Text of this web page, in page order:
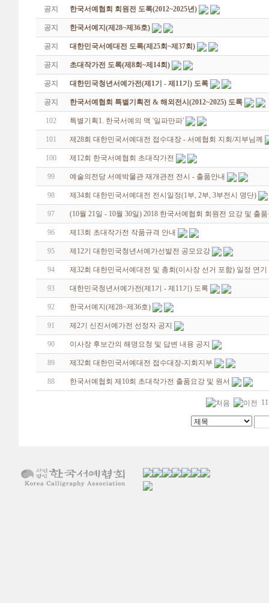
공지 한국서예협회 회원전 도록(2012~2025년)
공지 한국서예지(제28~제36호)
공지 대한민국서예대전 도록(제25회~제37회)
공지 초대작가전 도록(제8회~제14회)
공지 대한민국청년서예가전(제1기 - 제11기) 도록
공지 한국서예협회 특별기획전 & 해외전시(2012~2025) 도록
102 특별기획1. 한국서예의 맥 '일파만파'
101 제28회 대한민국서예대전 접수대장 - 서예협회 지회/지부님께
100 제12회 한국서예협회 초대작가전
99 예술의전당 서예박물관 재개관전 전시 - 출품안내
98 제34회 대한민국서예대전 전시일정(1부, 2부, 3부전시 명단)
97 (10월 21일 - 10월 30일) 2018 한국서예협회 회원전 요강 및 출
96 제13회 초대작가전 작품규격 안내
95 제12기 대한민국청년서예가선발전 공모요강
94 제32회 대한민국서예대전 및 총회(이사장 선거 포함) 일정 연기
93 대한민국청년서예가전(제1기 - 제11기) 도록
92 한국서예지(제28~제36호)
91 제2기 신진서예가전 선정자 공지
90 이사장 후보간의 해명요청 및 답변 내용 공지
89 제32회 대한민국서예대전 접수대장-지회지부
88 한국서예협회 제10회 초대작가전 출품요강 및 원서
11